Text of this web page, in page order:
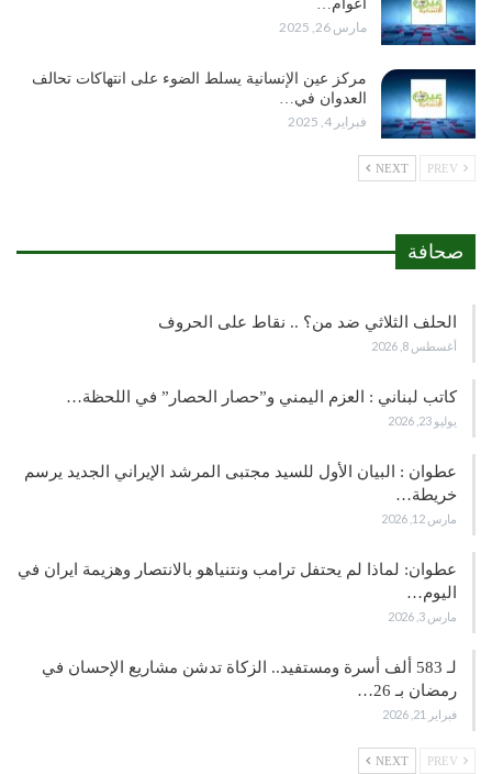
أعوام…
مارس 26, 2025
مركز عين الإنسانية يسلط الضوء على انتهاكات تحالف
العدوان في…
فبراير 4, 2025
NEXT
صحافة
الحلف الثلاثي ضد من؟ .. نقاط على الحروف
أغسطس 8, 2026
كاتب لبناني : العزم اليمني و”حصار الحصار” في اللحظة…
يوليو 23, 2026
عطوان : البيان الأول للسيد مجتبى المرشد الإيراني الجديد يرسم
خريطة…
مارس 12, 2026
عطوان: لماذا لم يحتفل ترامب ونتنياهو بالانتصار وهزيمة ايران في
اليوم…
مارس 3, 2026
لـ 583 ألف أسرة ومستفيد.. الزكاة تدشن مشاريع الإحسان في
رمضان بـ 26…
فبراير 21, 2026
NEXT